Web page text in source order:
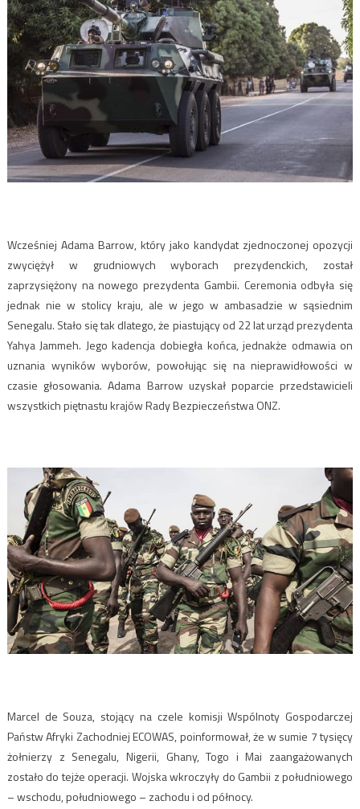
Wcześniej Adama Barrow, który jako kandydat zjednoczonej opozycji
zwyciężył w grudniowych wyborach prezydenckich, został
zaprzysiężony na nowego prezydenta Gambii. Ceremonia odbyła się
jednak nie w stolicy kraju, ale w jego w ambasadzie w sąsiednim
Senegalu. Stało się tak dlatego, że piastujący od 22 lat urząd prezydenta
Yahya Jammeh. Jego kadencja dobiegła końca, jednakże odmawia on
uznania wyników wyborów, powołując się na nieprawidłowości w
czasie głosowania. Adama Barrow uzyskał poparcie przedstawicieli
wszystkich piętnastu krajów Rady Bezpieczeństwa ONZ.
Marcel de Souza, stojący na czele komisji Wspólnoty Gospodarczej
Państw Afryki Zachodniej ECOWAS, poinformował, że w sumie 7 tysięcy
żołnierzy z Senegalu, Nigerii, Ghany, Togo i Mai zaangażowanych
zostało do tejże operacji. Wojska wkroczyły do Gambii z południowego
– wschodu, południowego – zachodu i od północy.